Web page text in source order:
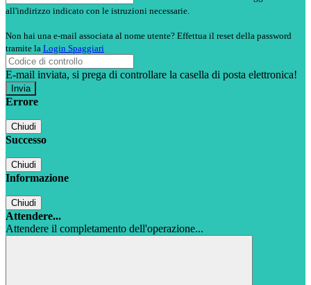
all'indirizzo indicato con le istruzioni necessarie.
Non hai una e-mail associata al nome utente? Effettua il reset della password
tramite la Login Spaggiari
E-mail inviata, si prega di controllare la casella di posta elettronica!
Errore
Chiudi
Successo
Chiudi
Informazione
Chiudi
Attendere...
Attendere il completamento dell'operazione...